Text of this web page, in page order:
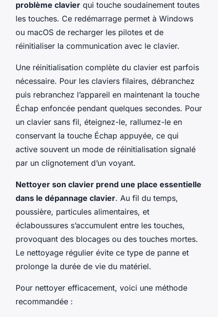
problème clavier qui touche soudainement toutes
les touches. Ce redémarrage permet à Windows
ou macOS de recharger les pilotes et de
réinitialiser la communication avec le clavier.
Une réinitialisation complète du clavier est parfois
nécessaire. Pour les claviers filaires, débranchez
puis rebranchez l’appareil en maintenant la touche
Échap enfoncée pendant quelques secondes. Pour
un clavier sans fil, éteignez-le, rallumez-le en
conservant la touche Échap appuyée, ce qui
active souvent un mode de réinitialisation signalé
par un clignotement d’un voyant.
Nettoyer son clavier prend une place essentielle
dans le dépannage clavier. Au fil du temps,
poussière, particules alimentaires, et
éclaboussures s’accumulent entre les touches,
provoquant des blocages ou des touches mortes.
Le nettoyage régulier évite ce type de panne et
prolonge la durée de vie du matériel.
Pour nettoyer efficacement, voici une méthode
recommandée :